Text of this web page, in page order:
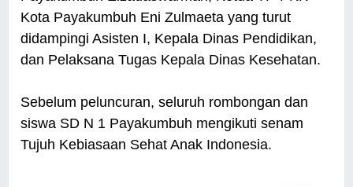
Kota Payakumbuh Eni Zulmaeta yang turut
didampingi Asisten I, Kepala Dinas Pendidikan,
dan Pelaksana Tugas Kepala Dinas Kesehatan.
Sebelum peluncuran, seluruh rombongan dan
siswa SD N 1 Payakumbuh mengikuti senam
Tujuh Kebiasaan Sehat Anak Indonesia.